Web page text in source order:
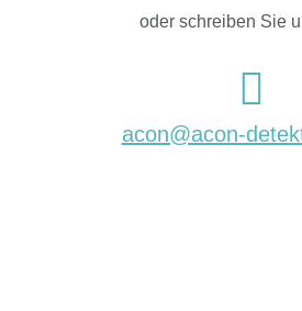
oder schreiben Sie
acon@acon-